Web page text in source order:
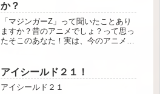
か？
「マジンガーZ」って聞いたことあり
ますか？昔のアニメでしょ？って思っ
たそこのあなた！実は、今のアニメに
は、そんなマジンガーZの魅力を、若
い世代にも分かりやすく解説していき
たい...
アイシールド２１！
アイシールド２１